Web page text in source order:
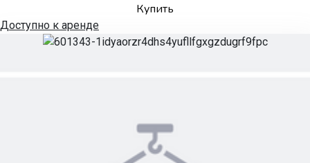
Купить
Доступно к аренде